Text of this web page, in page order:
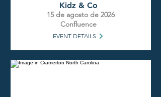
Kidz & Co
15 de agosto de 2026
Confluence
EVENT DETAILS